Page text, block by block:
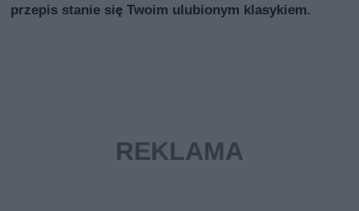
przepis stanie się Twoim ulubionym klasykiem.